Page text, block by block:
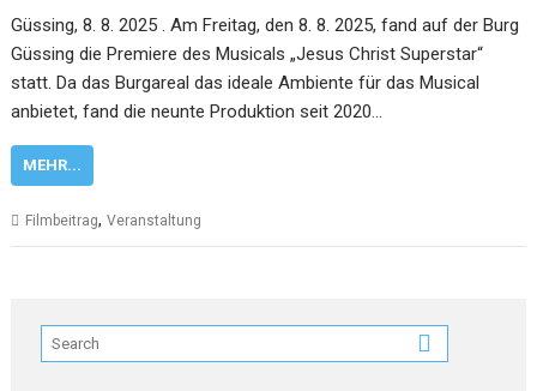
Güssing, 8. 8. 2025 . Am Freitag, den 8. 8. 2025, fand auf der Burg
Güssing die Premiere des Musicals „Jesus Christ Superstar“
statt. Da das Burgareal das ideale Ambiente für das Musical
anbietet, fand die neunte Produktion seit 2020…
MEHR...
Filmbeitrag,Veranstaltung